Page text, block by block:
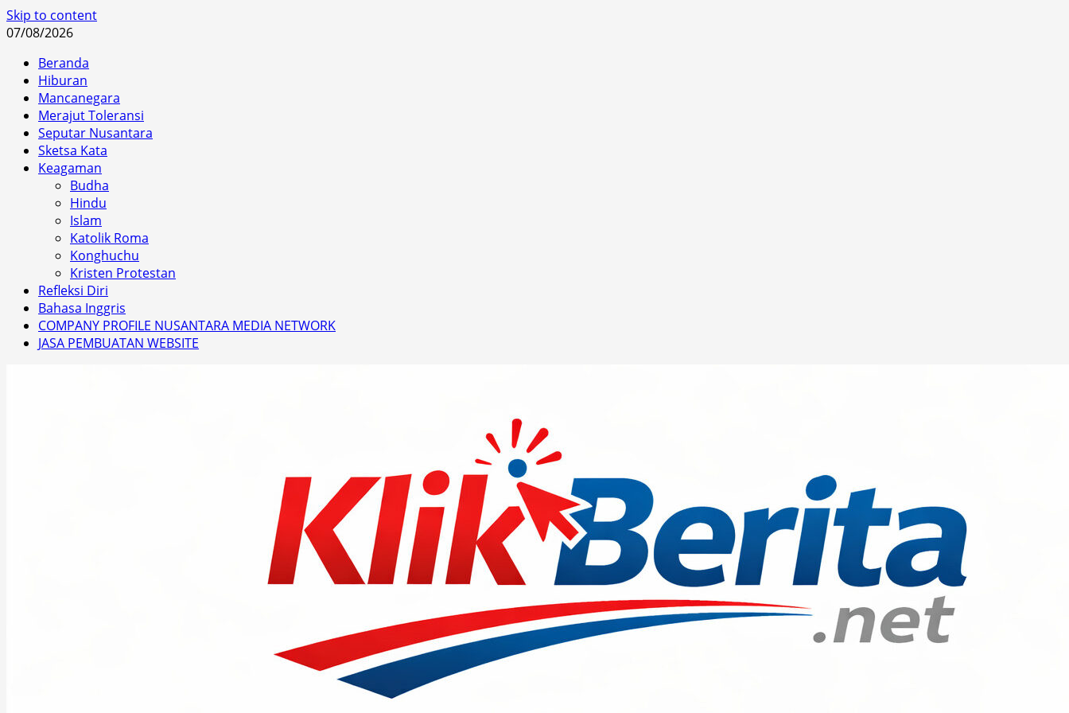
Skip to content
07/08/2026
Beranda
Hiburan
Mancanegara
Merajut Toleransi
Seputar Nusantara
Sketsa Kata
Keagaman
Budha
Hindu
Islam
Katolik Roma
Konghuchu
Kristen Protestan
Refleksi Diri
Bahasa Inggris
COMPANY PROFILE NUSANTARA MEDIA NETWORK
JASA PEMBUATAN WEBSITE